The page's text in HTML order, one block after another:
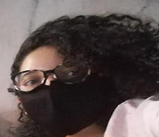
متابعة
قرينة
حق أصيل